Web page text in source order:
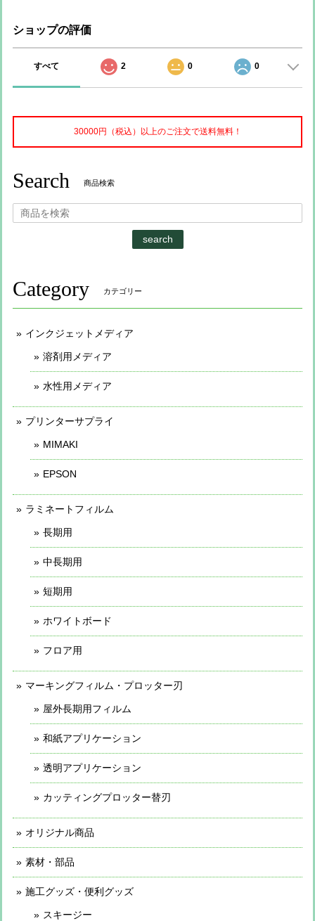
ショップの評価
すべて 2 0 0
30000円（税込）以上のご注文で送料無料！
Search 商品検索
search
Category カテゴリー
インクジェットメディア
溶剤用メディア
水性用メディア
プリンターサプライ
MIMAKI
EPSON
ラミネートフィルム
長期用
中長期用
短期用
ホワイトボード
フロア用
マーキングフィルム・プロッター刃
屋外長期用フィルム
和紙アプリケーション
透明アプリケーション
カッティングプロッター替刃
オリジナル商品
素材・部品
施工グッズ・便利グッズ
スキージー